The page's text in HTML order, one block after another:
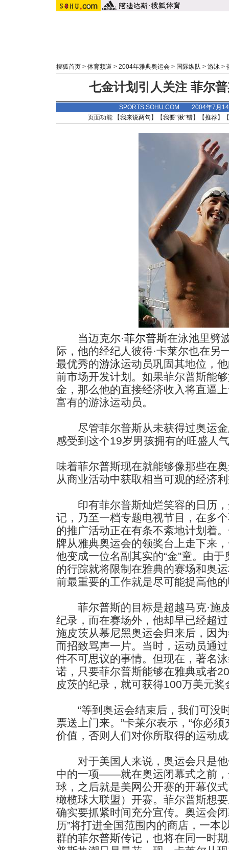
搜狐首页 > 体育频道 > 2004年雅典奥运会 > 国际纵队 > 游泳 >
七金计划引人关注 菲尔
SPORTS.SOHU.COM 2004年7月
页面功能 【我来说两句 】【我要“揪”错】【推荐】
当迈克尔·菲尔普斯在泳池里劈
际，他的经纪人彼得·卡莱尔也在另
最优秀的游泳运动员巩固其地位，
前市场开发计划。如果菲尔普斯能
金，那么他的直接经济收入将直逼
富有的游泳运动员。
尽管菲尔普斯从未获得过奥运金
感受到这个19岁男孩拥有的旺盛人
味着菲尔普斯现在就能够像那些在
从商业活动中获取相当可观的经济
印有菲尔普斯灿烂笑容的日历，
记，乃至一档专题电视节目，在多
的推广活动正在有条不紊地计划着
牌从雅典奥运会的领奖台上走下来
他变成一位名副其实的“金”童。由
的行踪就将限制在雅典的赛场和奥
前最重要的工作就是尽可能提高他
菲尔普斯的目标是超越马克·施
纪录，而在赛场外，他却早已经超
施皮茨从慕尼黑奥运会归来后，因
而招致骂声一片。当时，运动员通
件不可思议的事情。但现在，著名
诺，只要菲尔普斯能够在雅典或者
皮茨的纪录，就可获得100万美元奖
“等到奥运会结束后，我们可没
票送上门来。”卡莱尔表示，“你必
价值，否则人们对你所取得的运动
对于美国人来说，奥运会只是他
中的一项——就在奥运闭幕式之前
球，之后就是美网公开赛的开幕仪
橄榄球大联盟）开赛。菲尔普斯想
确实要抓紧时间充分宣传。奥运会
历”将打进全国范围内的商店，一本
群的菲尔普斯传记，也将在同一时